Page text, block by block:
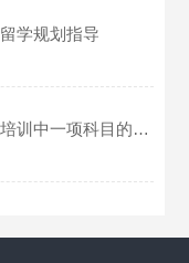
学规划指导
第一次到访津小乔9.9可体验一次语言培训中一项科目的试听课